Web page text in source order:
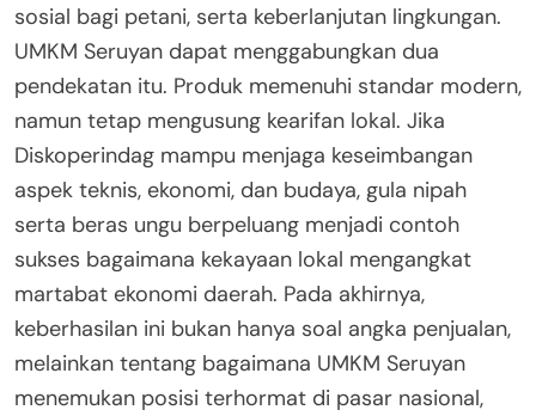
sosial bagi petani, serta keberlanjutan lingkungan.
UMKM Seruyan dapat menggabungkan dua
pendekatan itu. Produk memenuhi standar modern,
namun tetap mengusung kearifan lokal. Jika
Diskoperindag mampu menjaga keseimbangan
aspek teknis, ekonomi, dan budaya, gula nipah
serta beras ungu berpeluang menjadi contoh
sukses bagaimana kekayaan lokal mengangkat
martabat ekonomi daerah. Pada akhirnya,
keberhasilan ini bukan hanya soal angka penjualan,
melainkan tentang bagaimana UMKM Seruyan
menemukan posisi terhormat di pasar nasional,